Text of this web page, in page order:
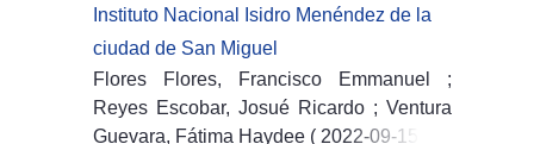
Instituto Nacional Isidro Menéndez de la
ciudad de San Miguel
Flores Flores, Francisco Emmanuel
;
Reyes Escobar, Josué Ricardo ; Ventura
Guevara, Fátima Haydee ( 2022-09-15